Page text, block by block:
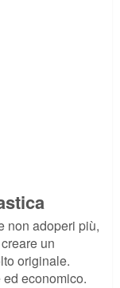
non adoperi più,
un
originale.
economico.